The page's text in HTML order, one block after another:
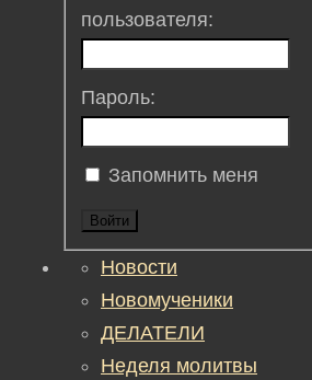
пользователя:
Пароль:
Запомнить меня
Войти
Новости
Новомученики
ДЕЛАТЕЛИ
Неделя молитвы